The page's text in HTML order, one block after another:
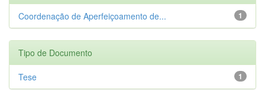
1
Coordenação de Aperfeiçoamento de...
Tipo de Documento
1
Tese